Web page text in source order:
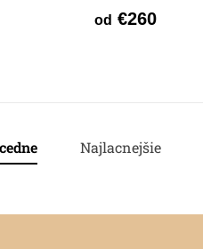
od €260
Najlacnejšie